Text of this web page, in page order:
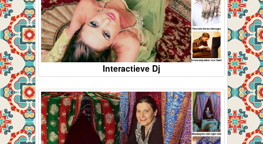
Interactieve Dj